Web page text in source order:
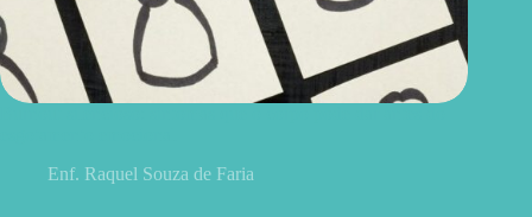
Enf. Raquel Souza de Faria